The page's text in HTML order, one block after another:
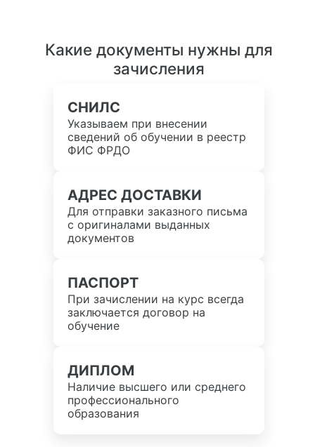
Какие документы нужны для
зачисления
СНИЛС
Указываем при внесении
сведений об обучении в реестр
ФИС ФРДО
АДРЕС ДОСТАВКИ
Для отправки заказного письма
с оригиналами выданных
документов
ПАСПОРТ
При зачислении на курс всегда
заключается договор на
обучение
ДИПЛОМ
Наличие высшего или среднего
профессионального
образования